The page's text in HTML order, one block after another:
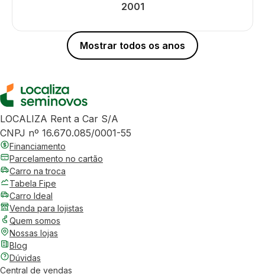
2001
Mostrar todos os anos
LOCALIZA Rent a Car S/A
CNPJ nº 16.670.085/0001-55
Financiamento
Parcelamento no cartão
Carro na troca
Tabela Fipe
Carro Ideal
Venda para lojistas
Quem somos
Nossas lojas
Blog
Dúvidas
Central de vendas